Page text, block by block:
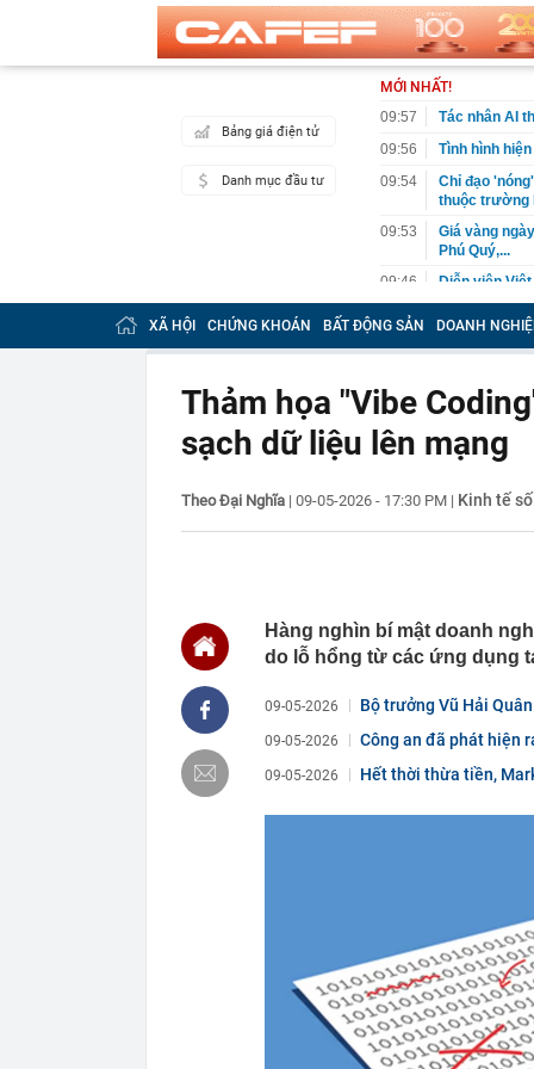
Bảng giá điện tử
Danh mục đầu tư
MỚI NHẤT!
09:57
Tác nhân AI
09:56
Tình hình
09:54
Chỉ đạo
thuộc trường
09:53
Giá vàng
Phú Quý,...
09:46
Diễn viên
khó cưỡng,
09:40
Đi du lịch 3
Hóa đơn hơn
chôn sâu
09:31
sáng: Kiểm
định cảm tính
09:30
Thái
Giá vàng
09:13
Cựu tiếp viên
giám đốc
09:10
Vì sao nhiều
không phải
09:09
Hơn 3 năm
sao?
09:02
Trung tâm
Choice
Thêm quan
Xuất hiện
đều xuất
08:59
Tất cả người
buộc mới
08:58
FPT "bắt tay"
XÃ HỘI CHỨNG KHOÁN BẤT ĐỘNG SẢN DOANH
Thảm họa "Vibe
sạch dữ liệu lên mạng
Theo Đại Nghĩa | 09-05-2026 - 17:30 PM | Kinh tế số
Hàng nghìn bí mật doanh
do lỗ hổng từ các ứng dụng
09-05-2026 Bộ trưởng Vũ Hải
09-05-2026 Công an đã phát hiện
09-05-2026 Hết thời thừa tiền,